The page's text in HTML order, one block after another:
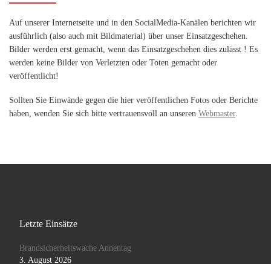
Auf unserer Internetseite und in den SocialMedia-Kanälen berichten wir
ausführlich (also auch mit Bildmaterial) über unser Einsatzgeschehen.
Bilder werden erst gemacht, wenn das Einsatzgeschehen dies zulässt ! Es
werden keine Bilder von Verletzten oder Toten gemacht oder
veröffentlicht!
Sollten Sie Einwände gegen die hier veröffentlichen Fotos oder Berichte
haben, wenden Sie sich bitte vertrauensvoll an unseren Webmaster.
Letzte Einsätze
Brandsicherheitswache Annentag
3. August 2026